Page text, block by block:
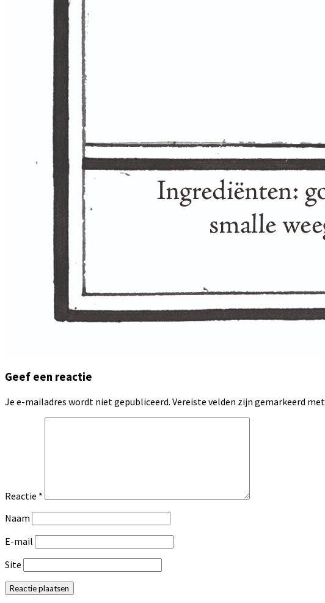
Geef een reactie
Je e-mailadres wordt niet gepubliceerd. Vereiste velden zijn gemarkeerd met
Reactie *
Naam
E-mail
Site